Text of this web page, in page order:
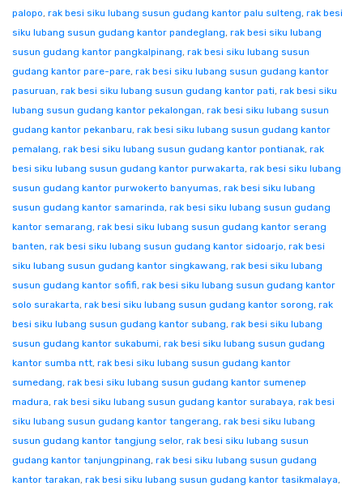
palopo, rak besi siku lubang susun gudang kantor palu sulteng, rak besi
siku lubang susun gudang kantor pandeglang, rak besi siku lubang
susun gudang kantor pangkalpinang, rak besi siku lubang susun
gudang kantor pare-pare, rak besi siku lubang susun gudang kantor
pasuruan, rak besi siku lubang susun gudang kantor pati, rak besi siku
lubang susun gudang kantor pekalongan, rak besi siku lubang susun
gudang kantor pekanbaru, rak besi siku lubang susun gudang kantor
pemalang, rak besi siku lubang susun gudang kantor pontianak, rak
besi siku lubang susun gudang kantor purwakarta, rak besi siku lubang
susun gudang kantor purwokerto banyumas, rak besi siku lubang
susun gudang kantor samarinda, rak besi siku lubang susun gudang
kantor semarang, rak besi siku lubang susun gudang kantor serang
banten, rak besi siku lubang susun gudang kantor sidoarjo, rak besi
siku lubang susun gudang kantor singkawang, rak besi siku lubang
susun gudang kantor sofifi, rak besi siku lubang susun gudang kantor
solo surakarta, rak besi siku lubang susun gudang kantor sorong, rak
besi siku lubang susun gudang kantor subang, rak besi siku lubang
susun gudang kantor sukabumi, rak besi siku lubang susun gudang
kantor sumba ntt, rak besi siku lubang susun gudang kantor
sumedang, rak besi siku lubang susun gudang kantor sumenep
madura, rak besi siku lubang susun gudang kantor surabaya, rak besi
siku lubang susun gudang kantor tangerang, rak besi siku lubang
susun gudang kantor tangjung selor, rak besi siku lubang susun
gudang kantor tanjungpinang, rak besi siku lubang susun gudang
kantor tarakan, rak besi siku lubang susun gudang kantor tasikmalaya,